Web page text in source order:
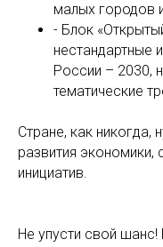
малых городов
- Блок
нестандартные
России – 2030,
тематические
Стране, как
развития экономики,
инициатив.
Не упусти свой шанс!